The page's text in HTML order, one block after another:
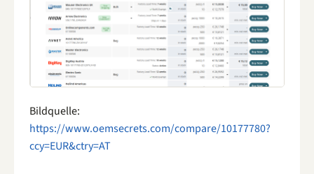
Bildquelle:
https://www.oemsecrets.com/compare/10177780?
ccy=EUR&ctry=AT